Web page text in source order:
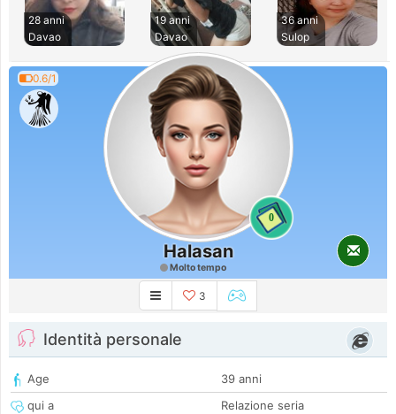
28 anni
Davao
19 anni
Davao
36 anni
Sulop
0.6/1
0
Halasan
Molto tempo
3
Identità personale
Age
39 anni
qui a
Relazione seria